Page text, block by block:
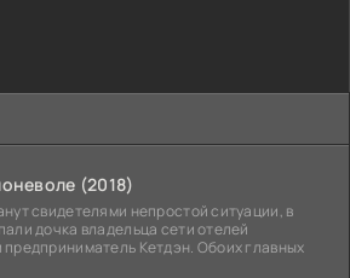
(2018)
свидетелями непростой ситуации, в
дочка владельца сети отелей
Кетдэн. Обоих главных